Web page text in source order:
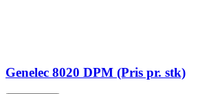
Genelec 8020 DPM (Pris pr. stk)